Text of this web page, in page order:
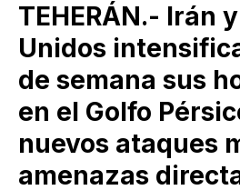
TEHERÁN.- Irán
Unidos
de semana sus
en el Golfo
nuevos ataques
amenazas